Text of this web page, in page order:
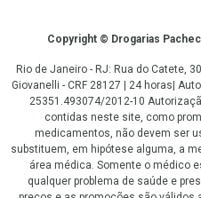
CopyrightCopyright © Drogarias
Rio de Janeiro - RJ: Rua do Catete,
Giovanelli - CRF 28127 | 24 horas|
25351.493074/2012-10
contidas neste site, como
medicamentos, não devem ser
substituem, em hipótese alguma, a
área médica. Somente o médico
qualquer problema de saúde e